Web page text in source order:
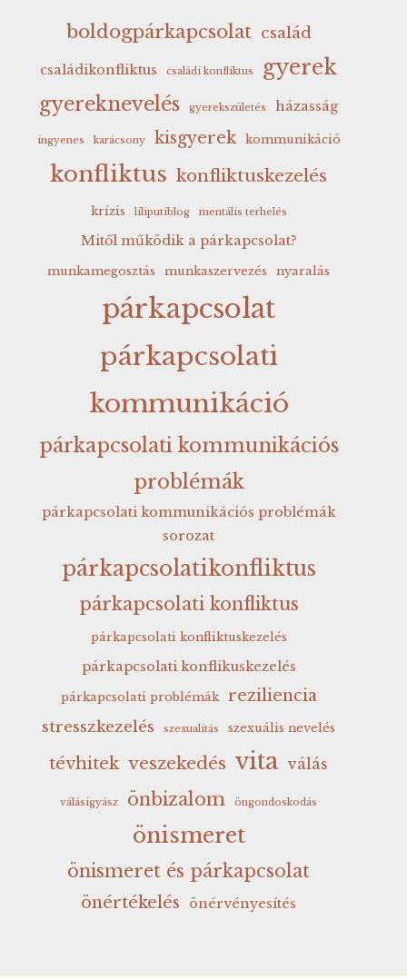
boldogpárkapcsolat család
családikonfliktus családi konfliktus gyerek
gyereknevelés gyerekszületés házasság
ingyenes karácsony kisgyerek kommunikáció
konfliktus konfliktuskezelés
krízis liliputiblog mentális terhelés
Mitől működik a párkapcsolat?
munkamegosztás munkaszervezés nyaralás
párkapcsolat
párkapcsolati
kommunikáció
párkapcsolati kommunikációs
problémák
párkapcsolati kommunikációs problémák
sorozat
párkapcsolatikonfliktus
párkapcsolati konfliktus
párkapcsolati konfliktuskezelés
párkapcsolati konflikuskezelés
párkapcsolati problémák
reziliencia
stresszkezelés
szexualitás szexuális nevelés
tévhitek veszekedés vita válás
válásigyász önbizalom öngondoskodás
önismeret
önismeret és párkapcsolat
önértékelés önérvényesítés